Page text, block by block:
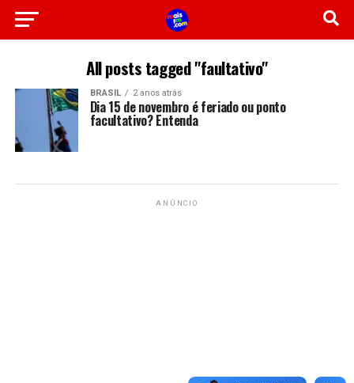
All posts tagged "faultativo"
BRASIL 2 anos atrás
Dia 15 de novembro é feriado ou ponto
facultativo? Entenda
ANÚNCIO